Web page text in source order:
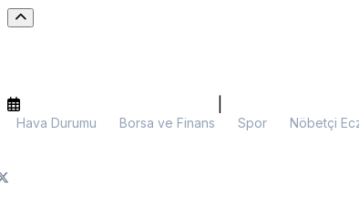
Hava Durumu Borsa ve Finans Spor Nöbetçi